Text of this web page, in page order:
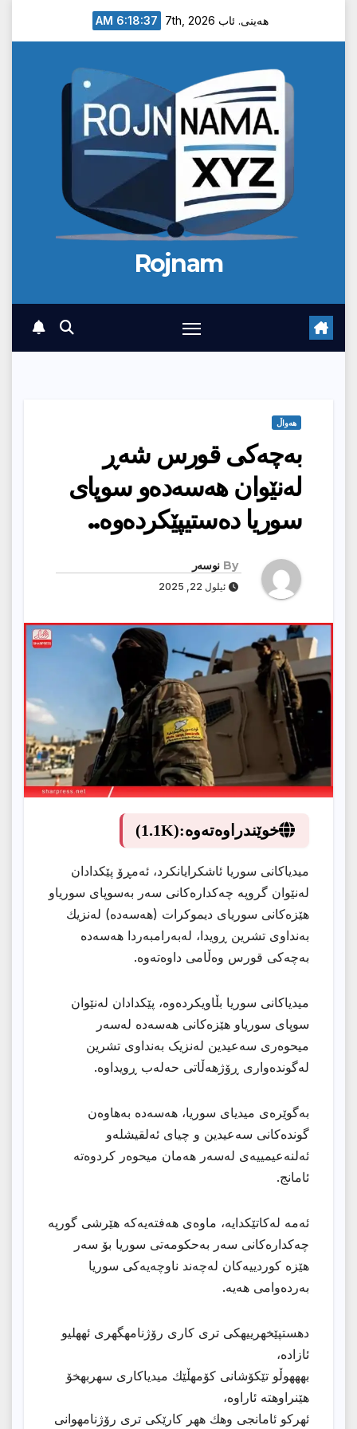
هەینی. ئاب 7th, 2026 6:18:38 AM
Rojnam
هەواڵ
بەچەكی قورس شەڕ
لەنێوان هەسەدەو سوپای
سوریا دەستیپێكردەوە..
By نوسەر
ئیلول 22, 2025
خوێندراوەتەوە:(1.1K)
میدیاكانی سوریا ئاشكرایانكرد، ئەمڕۆ پێكدادان
لەنێوان گروپە چەكدارەكانی سەر بەسوپای سوریاو
هێزەکانی سوریای دیموکرات (هەسەدە) لەنزیك
بەنداوی تشرین ڕویدا، لەبەرامبەردا هەسەدە
بەچەكی قورس وەڵامی داوەتەوە.
میدیاكانی سوریا بڵاویكردەوە، پێکدادان لەنێوان
سوپای سوریاو هێزەکانی هەسەدە لەسەر
میحوەری سەعیدین لەنزیک بەنداوی تشرین
لەگوندەواری ڕۆژهەڵاتی حەلەب ڕویداوە.
بەگوێرەی میدیای سوریا، هەسەدە بەهاوەن
گوندەکانی سەعیدین و چیای ئەلقیشلەو
ئەلنەعیمییەی لەسەر هەمان میحوەر کردوەتە
ئامانج.
ئەمە لەكاتێكدایە، ماوەی هەفتەیەكە هێرشی گورپە
چەكدارەكانی سەر بەحكومەتی سوریا بۆ سەر
هێزە كوردییەكان لەچەند ناوچەیەكی سوریا
بەردەوامی هەیە.
دهستپێخهرییهكی تری كاری رۆژنامهگهری ئههلیو
ئازاده،
بهههوڵو تێكۆشانی كۆمهڵێك میدیاكاری سهربهخۆ
هێنراوهته ئاراوه،
ئهركو ئامانجی وهك ههر كارێكی تری رۆژنامهوانی